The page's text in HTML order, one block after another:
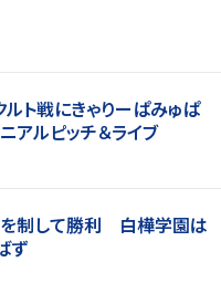
ルト戦にきゃりーぱみゅぱ
アルピッチ＆ライブ
制して勝利 白樺学園は
ず